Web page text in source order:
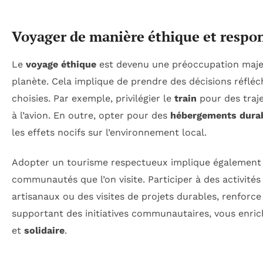
Voyager de manière éthique et
Le voyage éthique est devenu une préoccupation
planète. Cela implique de prendre des décisions
choisies. Par exemple, privilégier le train pour des
à l’avion. En outre, opter pour des hébergements
les effets nocifs sur l’environnement local.
Adopter un tourisme respectueux implique également
communautés que l’on visite. Participer à des
artisanaux ou des visites de projets durables,
supportant des initiatives communautaires, vous
et solidaire.